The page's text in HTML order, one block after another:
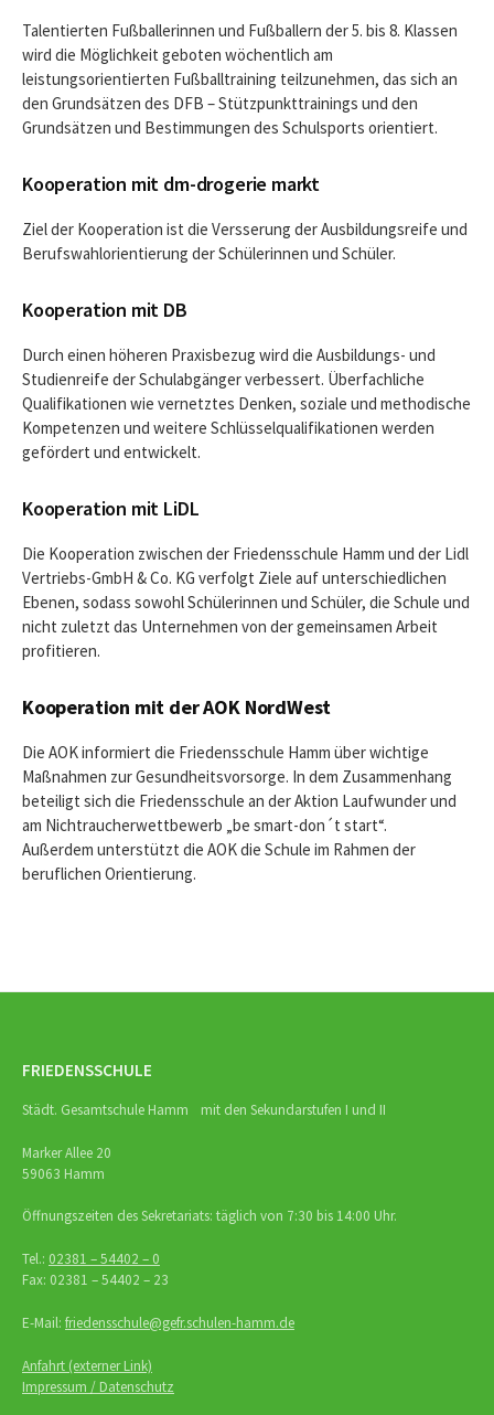
Talentierten Fußballerinnen und Fußballern der 5. bis 8. Klassen
wird die Möglichkeit geboten wöchentlich am
leistungsorientierten Fußballtraining teilzunehmen, das sich an
den Grundsätzen des DFB – Stützpunkttrainings und den
Grundsätzen und Bestimmungen des Schulsports orientiert.
Kooperation mit dm-drogerie markt
Ziel der Kooperation ist die Versserung der Ausbildungsreife und
Berufswahlorientierung der Schülerinnen und Schüler.
Kooperation mit DB
Durch einen höheren Praxisbezug wird die Ausbildungs- und
Studienreife der Schulabgänger verbessert. Überfachliche
Qualifikationen wie vernetztes Denken, soziale und methodische
Kompetenzen und weitere Schlüsselqualifikationen werden
gefördert und entwickelt.
Kooperation mit LiDL
Die Kooperation zwischen der Friedensschule Hamm und der Lidl
Vertriebs-GmbH & Co. KG verfolgt Ziele auf unterschiedlichen
Ebenen, sodass sowohl Schülerinnen und Schüler, die Schule und
nicht zuletzt das Unternehmen von der gemeinsamen Arbeit
profitieren.
Kooperation mit der AOK NordWest
Die AOK informiert die Friedensschule Hamm über wichtige
Maßnahmen zur Gesundheitsvorsorge. In dem Zusammenhang
beteiligt sich die Friedensschule an der Aktion Laufwunder und
am Nichtraucherwettbewerb „be smart-don´t start“.
Außerdem unterstützt die AOK die Schule im Rahmen der
beruflichen Orientierung.
FRIEDENSSCHULE
Städt. Gesamtschule Hamm mit den Sekundarstufen I und II
Marker Allee 20
59063 Hamm
Öffnungszeiten des Sekretariats: täglich von 7:30 bis 14:00 Uhr.
Tel.: 02381 – 54402 – 0
Fax: 02381 – 54402 – 23
E-Mail: friedensschule@gefr.schulen-hamm.de
Anfahrt (externer Link)
Impressum / Datenschutz